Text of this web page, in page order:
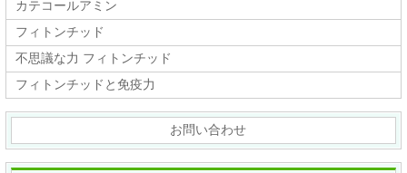
カテコールアミン
フィトンチッド
不思議な力 フィトンチッド
フィトンチッドと免疫力
お問い合わせ